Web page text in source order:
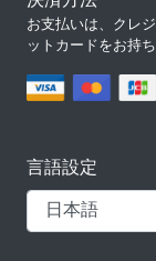
お支払いは、クレ
ットカードをお持
言語設定